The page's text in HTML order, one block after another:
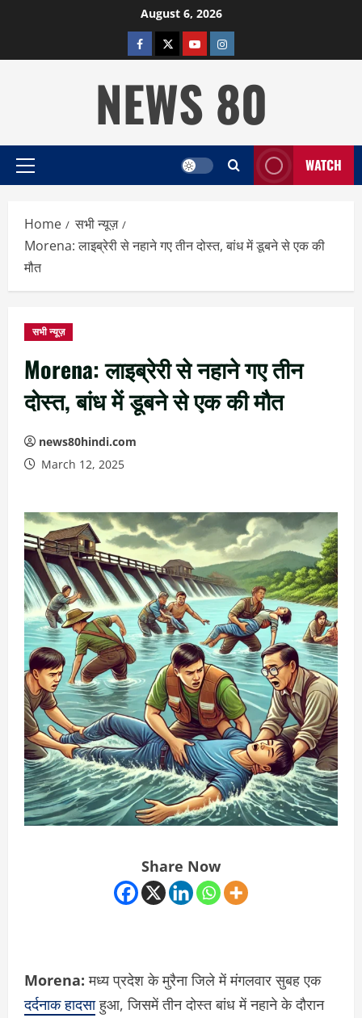
August 6, 2026
facebooktwitterYOUTUBE
instagram
NEWS 80
Primary
WATCH
Home
सभी न्यूज़
Morena: लाइब्रेरी से नहाने गए तीन दोस्त, बांध में डूबने से एक की
मौत
सभी न्यूज़
Morena: लाइब्रेरी से नहाने गए तीन
दोस्त, बांध में डूबने से एक की मौत
news80hindi.com
March 12, 2025
Share Now
Morena: मध्य प्रदेश के मुरैना जिले में मंगलवार सुबह एक
दर्दनाक हादसाहुआ, जिसमें तीन दोस्त बांध में नहाने के दौरान